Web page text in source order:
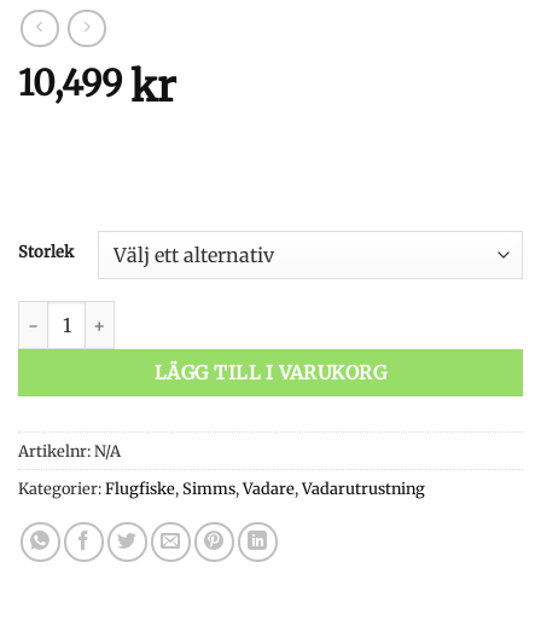
10,499kr
Storlek
Simms G3 Guide Stockingfoot Gunmetal mängd
LÄGG TILL I VARUKORG
Artikelnr:N/A
Kategorier:Flugfiske,Simms,Vadare,Vadarutrustning